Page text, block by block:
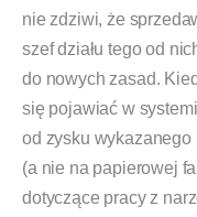
nie zdziwi, że
szef działu tego od
do nowych zasad.
się pojawiać w
od zysku wykazanego
(a nie na papierowej
dotyczące pracy z